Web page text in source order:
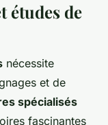
études de
nécessite
et de
spécialisés
fascinantes